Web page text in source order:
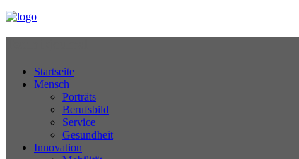
Startseite
Mensch
Porträts
Berufsbild
Service
Gesundheit
Innovation